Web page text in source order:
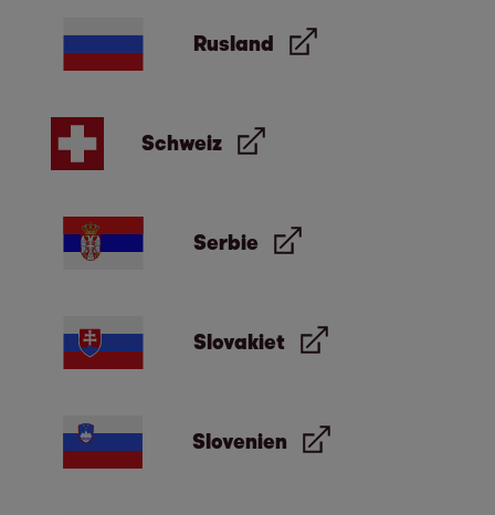
Rusland
Schweiz
Serbie
Slovakiet
Slovenien